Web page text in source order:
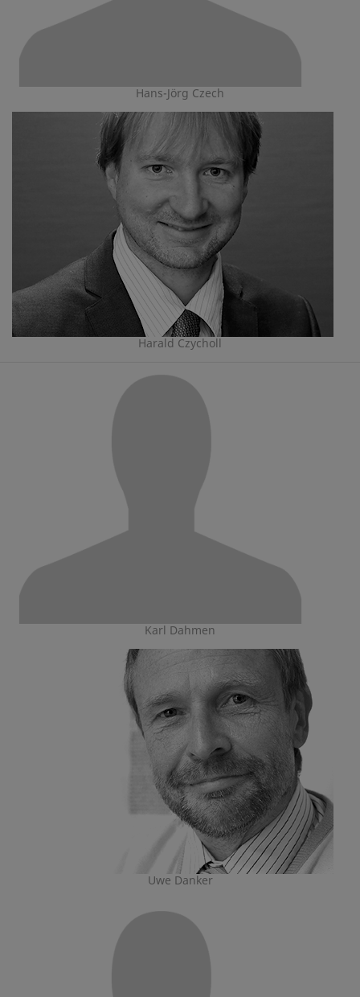
Hans-Jörg Czech
Harald Czycholl
Karl Dahmen
Uwe Danker